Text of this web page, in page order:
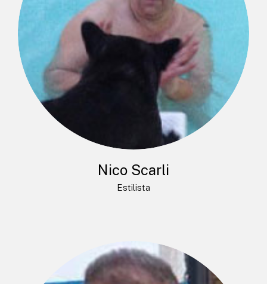
Nico Scarli
Estilista